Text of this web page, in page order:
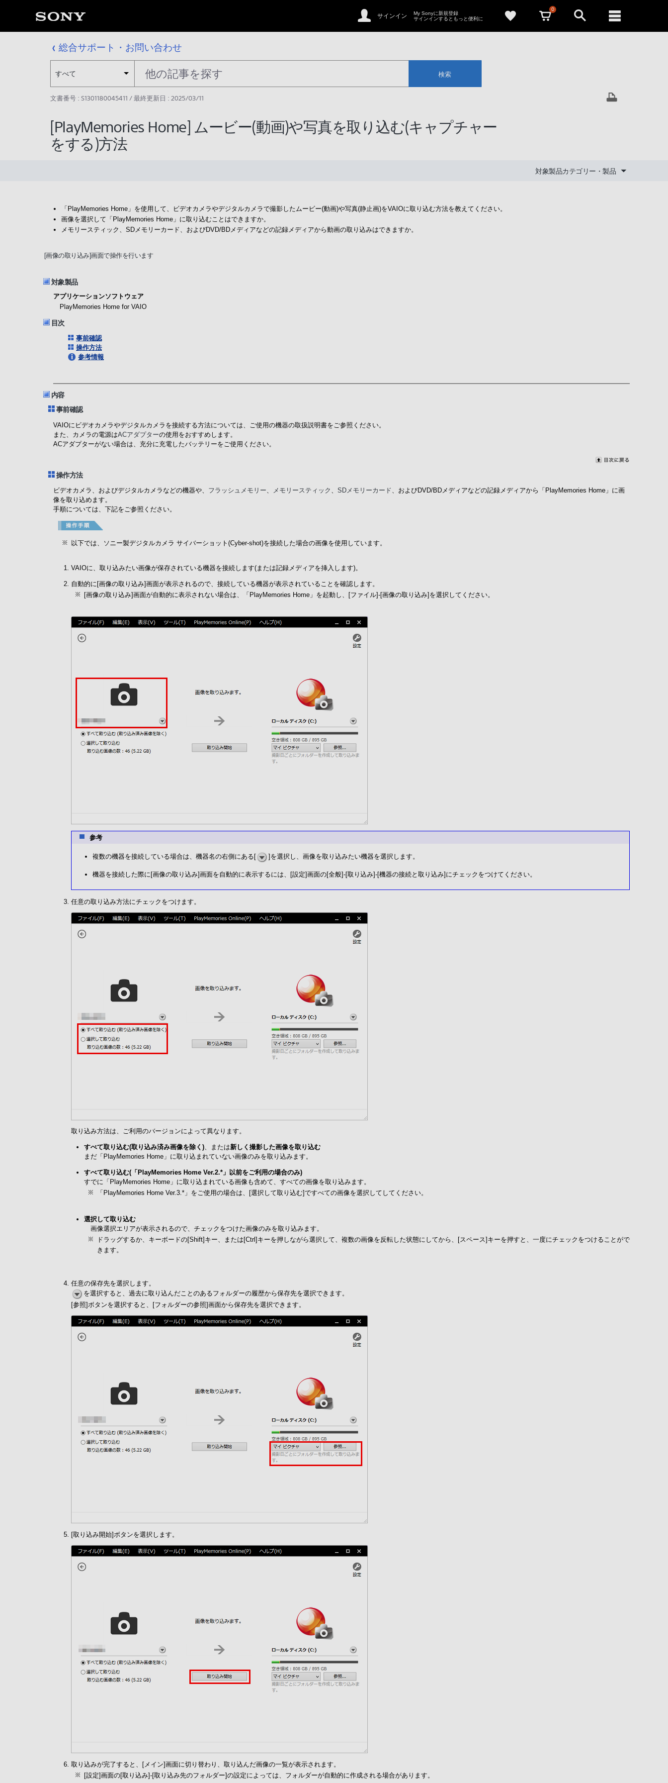
サインイン
My Sonyに新規登録
サインインするともっと便利に
0
総合サポート・お問い合わせ
すべて 検索
文書番号 : S1301180045411 / 最終更新日 : 2025/03/11
[PlayMemories Home] ムービー(動画)や写真を取り込む(キャプチャー
をする)方法
対象製品カテゴリー・製品
「PlayMemories Home」を使用して、ビデオカメラやデジタルカメラで撮影したムービー(動画)や写真(静止画)をVAIOに取り込む方法を教えてください。
画像を選択して「PlayMemories Home」に取り込むことはできますか。
メモリースティック、SDメモリーカード、およびDVD/BDメディアなどの記録メディアから動画の取り込みはできますか。
[画像の取り込み]画面で操作を行います
対象製品
アプリケーションソフトウェア
PlayMemories Home for VAIO
目次
事前確認
操作方法
参考情報
内容
事前確認
VAIOにビデオカメラやデジタルカメラを接続する方法については、ご使用の機器の取扱説明書をご参照ください。
また、カメラの電源はACアダプターの使用をおすすめします。
ACアダプターがない場合は、充分に充電したバッテリーをご使用ください。
操作方法
ビデオカメラ、およびデジタルカメラなどの機器や、 フラッシュメモリー メモリースティック SDメモリーカード 、およびDVD/BDメディアなどの記録メディアから「PlayMemories Home」に画
像を取り込めます。
手順については、下記をご参照ください。
以下では、ソニー製デジタルカメラ サイバーショット(Cyber-shot)を接続した場合の画像を使用しています。
VAIOに、取り込みたい画像が保存されている機器を接続します(または記録メディアを挿入します)。
自動的に[画像の取り込み]画面が表示されるので、接続している機器が表示されていることを確認します。
[画像の取り込み]画面が自動的に表示されない場合は、「PlayMemories Home」を起動し、[ファイル]-[画像の取り込み]を選択してください。
参考
複数の機器を接続している場合は、機器名の右側にある[ ]を選択し、画像を取り込みたい機器を選択します。
機器を接続した際に[画像の取り込み]画面を自動的に表示するには、[設定]画面の[全般]-[取り込み]-[機器の接続と取り込み]にチェックをつけてください。
任意の取り込み方法にチェックをつけます。
取り込み方法は、ご利用のバージョンによって異なります。
すべて取り込む(取り込み済み画像を除く) 、または新しく撮影した画像を取り込む
まだ「PlayMemories Home」に取り込まれていない画像のみを取り込みます。
すべて取り込む(「PlayMemories Home Ver.2.*」以前をご利用の場合のみ)
すでに「PlayMemories Home」に取り込まれている画像も含めて、すべての画像を取り込みます。
「PlayMemories Home Ver.3.*」をご使用の場合は、[選択して取り込む]ですべての画像を選択してしてください。
選択して取り込む
画像選択エリアが表示されるので、チェックをつけた画像のみを取り込みます。
ドラッグするか、キーボードの[Shift]キー、または[Ctrl]キーを押しながら選択して、複数の画像を反転した状態にしてから、[スペース]キーを押すと、一度にチェックをつけることがで
きます。
任意の保存先を選択します。
を選択すると、過去に取り込んだことのあるフォルダーの履歴から保存先を選択できます。
[参照]ボタンを選択すると、[フォルダーの参照]画面から保存先を選択できます。
[取り込み開始]ボタンを選択します。
取り込みが完了すると、[メイン]画面に切り替わり、取り込んだ画像の一覧が表示されます。
[設定]画面の[取り込み]-[取り込み先のフォルダー]の設定によっては、フォルダーが自動的に作成される場合があります。